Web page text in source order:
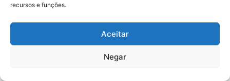
recursos e funções.
Aceitar
Negar
Economia: Prazo de adesão ao
Programa Desenrola 2.0 é
prorrogado